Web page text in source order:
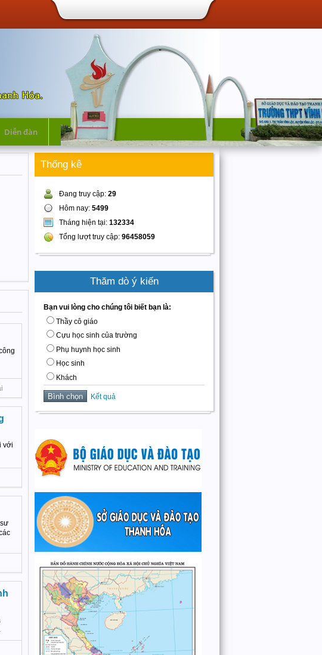
Diễn đàn
với
Thống kê
Đang truy cập: 29
Hôm nay: 5499
Tháng hiện tại: 132334
Tổng lượt truy cập: 96458059
Thăm dò ý kiến
Bạn vui lòng cho chúng tôi biết bạn là:
Thầy cô giáo
Cựu học sinh của trường
Phụ huynh học sinh
Học sinh
Khách
Kết quả